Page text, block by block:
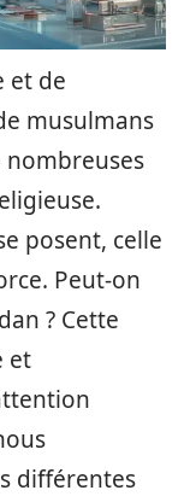
et de
musulmans
nombreuses
posent, celle
Peut-on
? Cette
et
différentes